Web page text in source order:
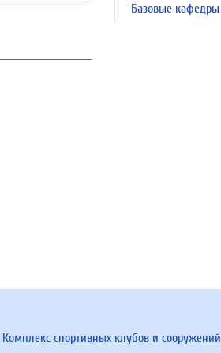
Базовые кафедры
Комплекс спортивных клубов и сооружений